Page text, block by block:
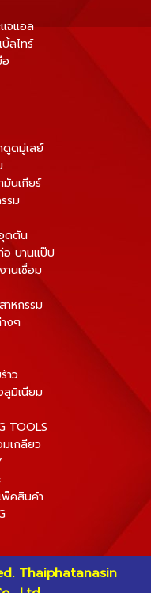
จแอล
ลไทร์
ดูดมู่เลย์
นเกียร์
รม
ดตัน
อ บานแป๊ป
านเชื่อม
าหกรรม
งๆ
าว
ลูมิเนียม
TOOLS
เกลียว
คสินค้า
Thaiphatanasin